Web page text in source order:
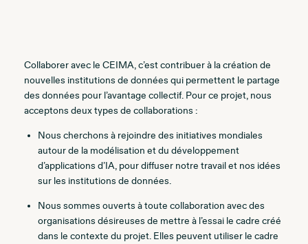
Collaborer avec le CEIMA, c’est contribuer à la création de
nouvelles institutions de données qui permettent le partage
des données pour l’avantage collectif. Pour ce projet, nous
acceptons deux types de collaborations :
Nous cherchons à rejoindre des initiatives mondiales
autour de la modélisation et du développement
d’applications d’IA, pour diffuser notre travail et nos idées
sur les institutions de données.
Nous sommes ouverts à toute collaboration avec des
organisations désireuses de mettre à l’essai le cadre créé
dans le contexte du projet. Elles peuvent utiliser le cadre